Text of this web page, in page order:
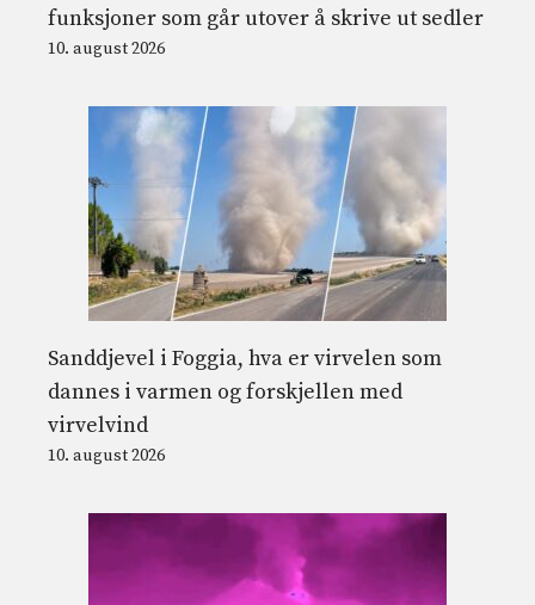
funksjoner som går utover å skrive ut sedler
10. august 2026
Sanddjevel i Foggia, hva er virvelen som
dannes i varmen og forskjellen med
virvelvind
10. august 2026